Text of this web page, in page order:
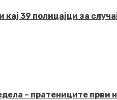
39 полицајци за
– пратениците први